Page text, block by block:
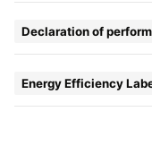
Declaration of
Energy Efficiency